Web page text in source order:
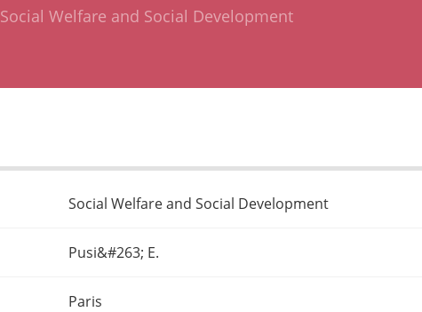
Social Welfare and Social Development
Social Welfare and Social Development
Pusi&#263; E.
Paris